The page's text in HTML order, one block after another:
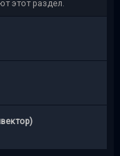
этот раздел.